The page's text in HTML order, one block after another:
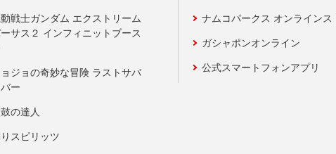
戦士ガンダム エクストリーム
サス２ インフィニットブース
ジョの奇妙な冒険 ラストサバ
ー
の達人
スピリッツ
ナムコパークス オンラインス
ガシャポンオンライン
公式スマートフォンアプリ